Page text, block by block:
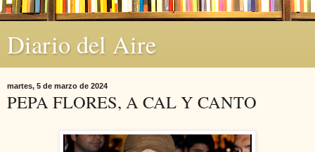
Diario del Aire
martes, 5 de marzo de 2024
PEPA FLORES, A CAL Y CANTO